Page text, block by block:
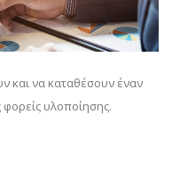
και να καταθέσουν έναν
υλοποίησης.